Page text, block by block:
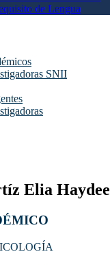
de Lengua
SNII
Elia Haydee